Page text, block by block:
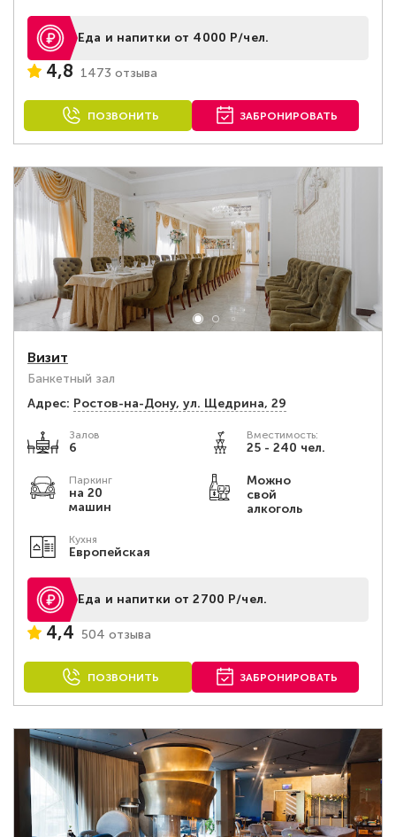
Еда и напитки от 4000 Р/чел.
4,8 1473 отзыва
ПОЗВОНИТЬ ЗАБРОНИРОВАТЬ
Визит
Банкетный зал
Адрес: Ростов-на-Дону, ул. Щедрина, 29
Залов
6
Вместимость:
25 - 240 чел.
Паркинг
на 20
машин
Можно
свой
алкоголь
Кухня
Европейская
Еда и напитки от 2700 Р/чел.
4,4 504 отзыва
ПОЗВОНИТЬ ЗАБРОНИРОВАТЬ